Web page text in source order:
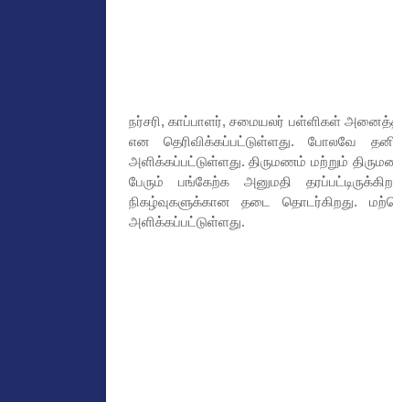
நர்சரி, காப்பாளர், சமையலர் பள்ளிகள்
என தெரிவிக்கப்பட்டுள்ளது. போலவே
அளிக்கப்பட்டுள்ளது. திருமணம் மற்றும்
பேரும் பங்கேற்க அனுமதி
நிகழ்வுகளுக்கான தடை தொடர்கிறது.
அளிக்கப்பட்டுள்ளது.